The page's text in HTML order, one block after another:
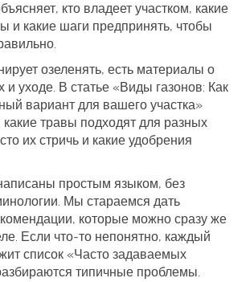
кто владеет участком, какие
и какие шаги предпринять, чтобы
озеленять, есть материалы о
и уходе. В статье «Виды газонов: Как
вариант для вашего участка»
какие травы подходят для разных
их стричь и какие удобрения
простым языком, без
Мы стараемся дать
которые можно сразу же
Если что‑то непонятно, каждый
список «Часто задаваемых
типичные проблемы.